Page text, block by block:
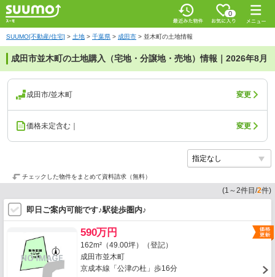
0
SUUMO[不動産/住宅] > 土地 > 千葉県 > 成田市 > 並木町の土地情報
成田市並木町の土地購入（宅地・分譲地・売地）情報｜2026年8月
成田市/並木町 変更
価格未定含む｜ 変更
チェックした物件をまとめて資料請求（無料）
(1 ～2件目/2件)
即日ご案内可能です♪駅徒歩圏内♪
590万円
162m²（49.00坪）（登記）
成田市並木町
京成本線「公津の杜」歩16分